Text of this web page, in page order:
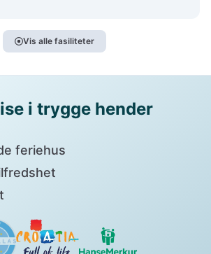
Vis alle fasiliteter
i trygge hender
feriehus